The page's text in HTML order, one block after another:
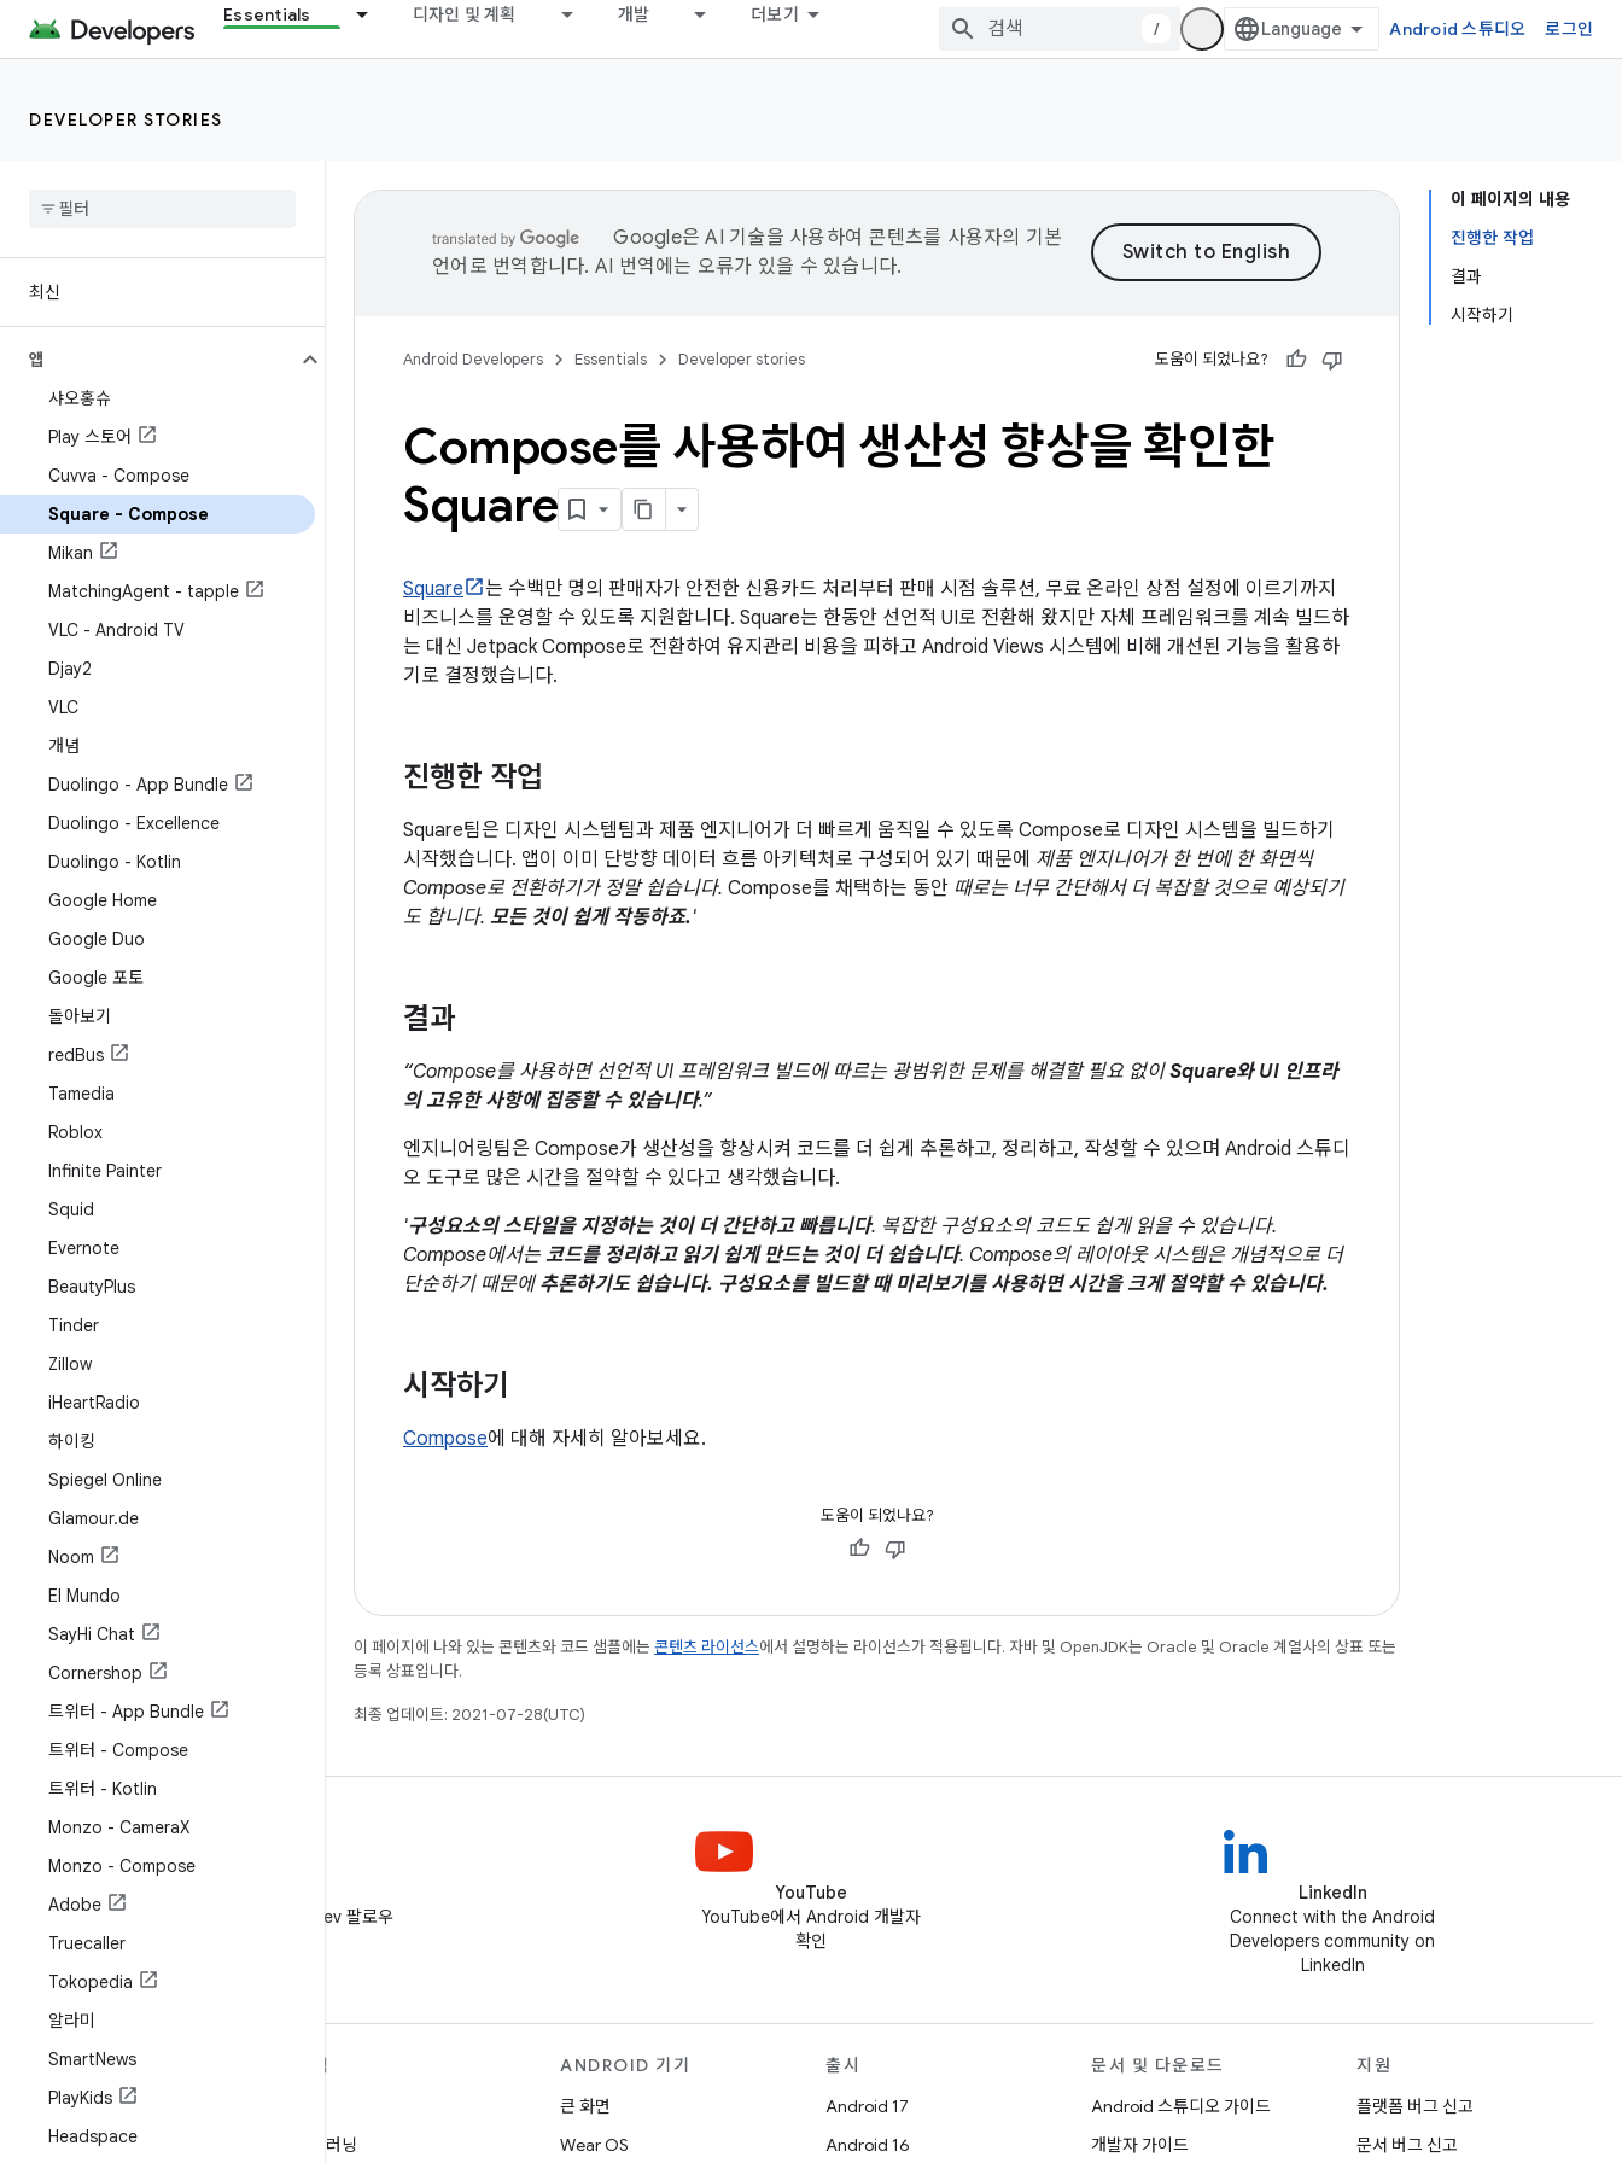
Essentials 디자인 및 계획 개발 더보기
/ Android 스튜디오 로그인
DEVELOPER STORIES
최신
앱
샤오홍슈
Play 스토어
Cuvva - Compose
Square - Compose
Mikan
MatchingAgent - tapple
VLC - Android TV
Djay2
VLC
개념
Duolingo - App Bundle
Duolingo - Excellence
Duolingo - Kotlin
Google Home
Google Duo
Google 포토
돌아보기
redBus
Tamedia
Roblox
Infinite Painter
Squid
Evernote
BeautyPlus
Tinder
Zillow
iHeartRadio
하이킹
Spiegel Online
Glamour.de
Noom
El Mundo
SayHi Chat
Cornershop
트위터 - App Bundle
트위터 - Compose
트위터 - Kotlin
Monzo - CameraX
Monzo - Compose
Adobe
Truecaller
Tokopedia
알라미
SmartNews
PlayKids
Headspace
이 페이지의 내용
진행한 작업
결과
시작하기
Google은 AI 기술을 사용하여 콘텐츠를 사용자의 기본
언어로 번역합니다. AI 번역에는 오류가 있을 수 있습니다.
Android Developers Essentials Developer stories 도움이 되었나요?
Compose를 사용하여 생산성 향상을 확인한
Square
Square
는 수백만 명의 판매자가 안전한 신용카드 처리부터 판매 시점 솔루션, 무료 온라인 상점 설정에 이르기까지
비즈니스를 운영할 수 있도록 지원합니다. Square는 한동안 선언적 UI로 전환해 왔지만 자체 프레임워크를 계속 빌드하
는 대신 Jetpack Compose로 전환하여 유지관리 비용을 피하고 Android Views 시스템에 비해 개선된 기능을 활용하
기로 결정했습니다.
진행한 작업
Square팀은 디자인 시스템팀과 제품 엔지니어가 더 빠르게 움직일 수 있도록 Compose로 디자인 시스템을 빌드하기
시작했습니다. 앱이 이미 단방향 데이터 흐름 아키텍처로 구성되어 있기 때문에 제품 엔지니어가 한 번에 한 화면씩
Compose로 전환하기가 정말 쉽습니다. Compose를 채택하는 동안 때로는 너무 간단해서 더 복잡할 것으로 예상되기
도 합니다. 모든 것이 쉽게 작동하죠.'
결과
“Compose를 사용하면 선언적 UI 프레임워크 빌드에 따르는 광범위한 문제를 해결할 필요 없이Square와 UI 인프라
의 고유한 사항에 집중할 수 있습니다.”
엔지니어링팀은 Compose가 생산성을 향상시켜 코드를 더 쉽게 추론하고, 정리하고, 작성할 수 있으며 Android 스튜디
오 도구로 많은 시간을 절약할 수 있다고 생각했습니다.
'구성요소의 스타일을 지정하는 것이 더 간단하고 빠릅니다. 복잡한 구성요소의 코드도 쉽게 읽을 수 있습니다.
Compose에서는코드를 정리하고 읽기 쉽게 만드는 것이 더 쉽습니다. Compose의 레이아웃 시스템은 개념적으로 더
단순하기 때문에 추론하기도 쉽습니다. 구성요소를 빌드할 때 미리보기를 사용하면 시간을 크게 절약할 수 있습니다.
시작하기
Compose에 대해 자세히 알아보세요.
도움이 되었나요?
이 페이지에 나와 있는 콘텐츠와 코드 샘플에는 콘텐츠 라이선스에서 설명하는 라이선스가 적용됩니다. 자바 및 OpenJDK는 Oracle 및 Oracle 계열사의 상표 또는
등록 상표입니다.
최종 업데이트: 2021-07-28(UTC)
X에서 @AndroidDev 팔로우
YouTube
YouTube에서 Android 개발자
확인
LinkedIn
Connect with the Android
Developers community on
LinkedIn
ANDROID 자세히 알아보기
Android
엔터프라이즈용 Android
탐색
머신러닝
ANDROID 기기
큰 화면
Wear OS
출시
Android 17
Android 16
문서 및 다운로드
Android 스튜디오 가이드
개발자 가이드
지원
플랫폼 버그 신고
문서 버그 신고